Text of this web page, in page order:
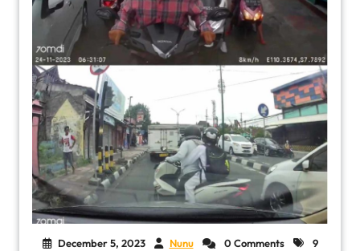
December 5, 2023 Nunu 0 Comments
9